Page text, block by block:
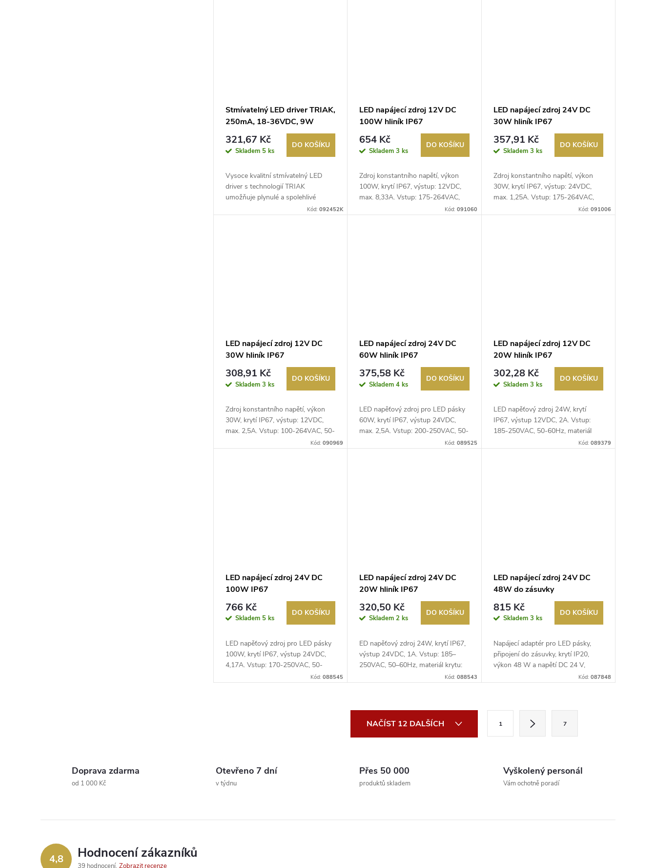
Stmívatelný LED driver TRIAK,
250mA, 18-36VDC, 9W
321,67 Kč
Skladem 5 ks
DO KOŠÍKU
Vysoce kvalitní stmívatelný LED
driver s technologií TRIAK
umožňuje plynulé a spolehlivé
Kód:092452K
LED napájecí zdroj 12V DC
100W hliník IP67
654 Kč
Skladem3 ks
DO KOŠÍKU
Zdroj konstantního napětí, výkon
100W, krytí IP67, výstup: 12VDC,
max. 8,33A. Vstup: 175-264VAC,
Kód: 091060
LED napájecí zdroj 24V DC
30W hliník IP67
357,91 Kč
Skladem 3 ks
DO KOŠÍKU
Zdroj konstantního napětí, výkon
30W, krytí IP67, výstup: 24VDC,
max. 1,25A. Vstup: 175-264VAC,
Kód: 091006
LED napájecí zdroj 12V DC
30W hliník IP67
308,91 Kč
Skladem 3 ks
DO KOŠÍKU
Zdroj konstantního napětí, výkon
30W, krytí IP67, výstup: 12VDC,
max. 2,5A. Vstup: 100-264VAC, 50-
Kód:090969
LED napájecí zdroj 24V DC
60W hliník IP67
375,58 Kč
Skladem4 ks
DO KOŠÍKU
LED napěťový zdroj pro LED pásky
60W, krytí IP67, výstup 24VDC,
max. 2,5A. Vstup: 200-250VAC, 50-
Kód: 089525
LED napájecí zdroj 12V DC
20W hliník IP67
302,28 Kč
Skladem 3 ks
DO KOŠÍKU
LED napěťový zdroj 24W, krytí
IP67, výstup 12VDC, 2A. Vstup:
185-250VAC, 50-60Hz, materiál
Kód: 089379
LED napájecí zdroj 24V DC
100W IP67
766 Kč
Skladem 5 ks
DO KOŠÍKU
LED napěťový zdroj pro LED pásky
100W, krytí IP67, výstup 24VDC,
4,17A. Vstup: 170-250VAC, 50-
Kód:088545
LED napájecí zdroj 24V DC
20W hliník IP67
320,50 Kč
Skladem2 ks
DO KOŠÍKU
ED napěťový zdroj 24W, krytí IP67,
výstup 24VDC, 1A. Vstup: 185–
250VAC, 50–60Hz, materiál krytu:
Kód: 088543
LED napájecí zdroj 24V DC
48W do zásuvky
815 Kč
Skladem 3 ks
DO KOŠÍKU
Napájecí adaptér pro LED pásky,
připojení do zásuvky, krytí IP20,
výkon 48 W a napětí DC 24 V,
Kód: 087848
á
a
NAČÍST 12 DALŠÍCH 1 7
Doprava zdarma
od 1 000 Kč
Otevřeno 7 dní
v týdnu
Přes 50 000
produktů skladem
Vyškolený personál
Vám ochotně poradí
4,8 Hodnocení zákazníků
39 hodnocení Zobrazit recenze